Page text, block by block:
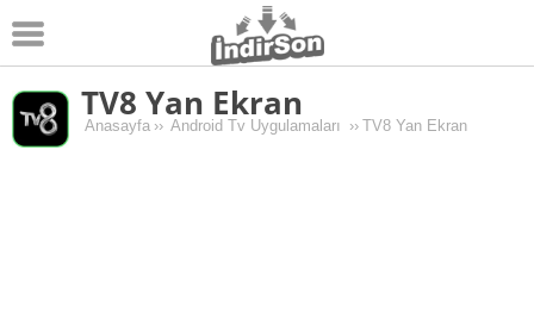
Android
Pc Oyunları
TV8 Yan Ekran
Anasayfa ›› Android Tv Uygulamaları ›› TV8 Yan Ekran